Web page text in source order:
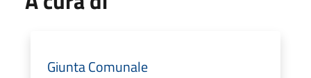
Giunta Comunale